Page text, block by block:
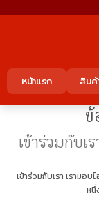
หน้าแรก สินค้
เข้าร่วมกับ
เข้าร่วมกับเรา เรามอ
หนึ่